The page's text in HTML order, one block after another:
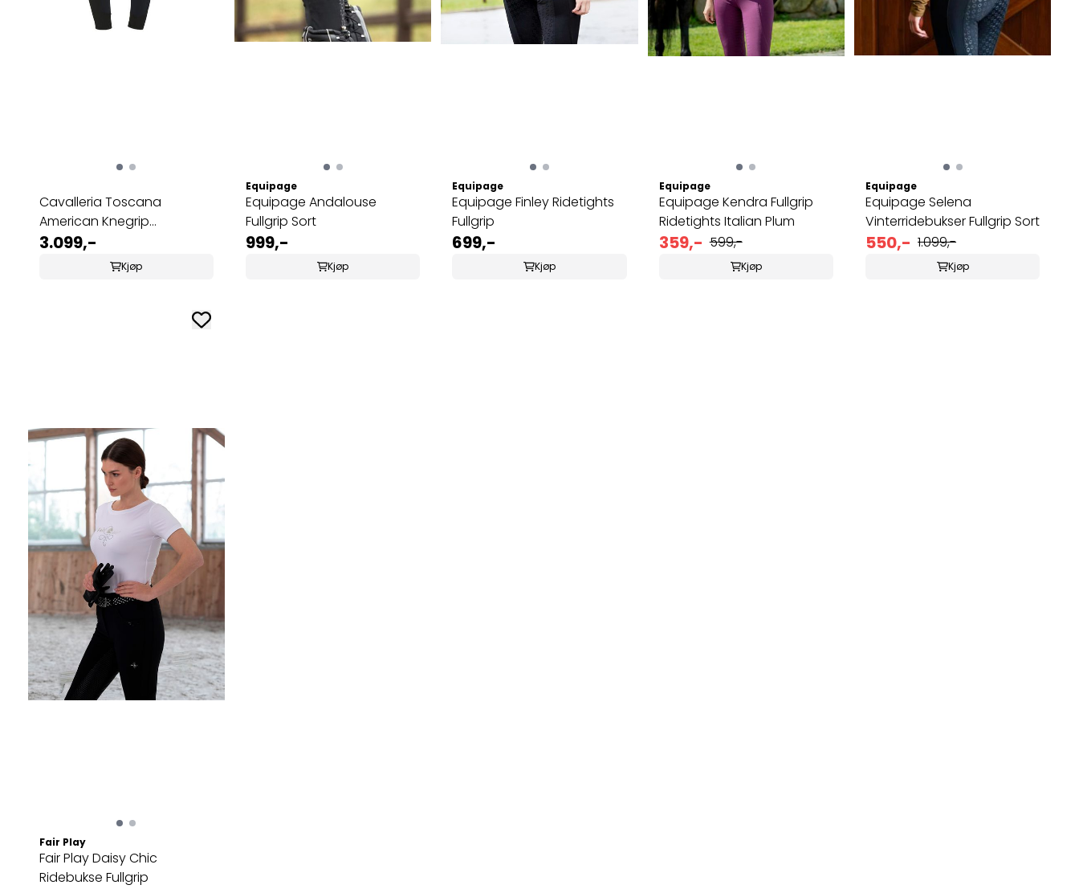
Cavalleria Toscana
American Knegrip
Ridebukse ...
3.099,-
Kjøp
Equipage
Equipage Andalouse
Fullgrip Sort
999,-
Kjøp
Equipage
Equipage Finley Ridetights
Fullgrip
699,-
Kjøp
Equipage
Equipage Kendra Fullgrip
Ridetights Italian Plum
359,- 599,-
Kjøp
Equipage
Equipage Selena
Vinterridebukser Fullgrip Sort
550,- 1.099,-
Kjøp
Fair Play
Fair Play Daisy Chic
Ridebukse Fullgrip